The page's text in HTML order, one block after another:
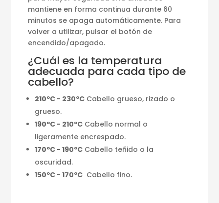
mantiene en forma continua durante 60
minutos se apaga automáticamente. Para
volver a utilizar, pulsar el botón de
encendido/apagado.
¿Cuál es la temperatura
adecuada para cada tipo de
cabello?
210ºC - 230ºC Cabello grueso, rizado o
grueso.
190ºC - 210ºC Cabello normal o
ligeramente encrespado.
170ºC - 190ºC Cabello teñido o la
oscuridad.
150ºC - 170ºC Cabello fino.